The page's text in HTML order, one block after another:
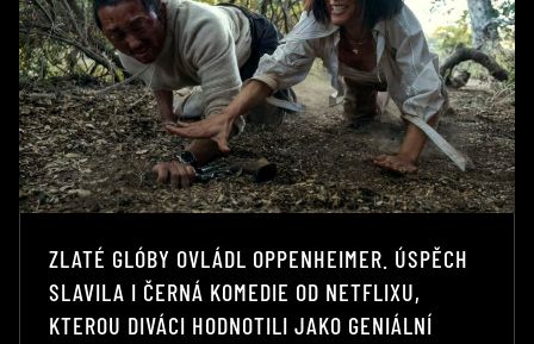
ZLATÉ GLÓBY OVLÁDL OPPENHEIMER. ÚSPĚCH
SLAVILA I ČERNÁ KOMEDIE OD NETFLIXU,
KTEROU DIVÁCI HODNOTILI JAKO GENIÁLNÍ